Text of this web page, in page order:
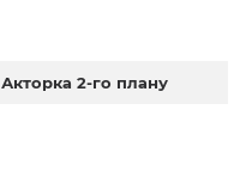
Акторка 2-го плану